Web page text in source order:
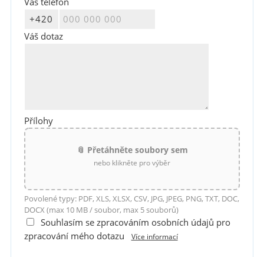
Váš dotaz
Přílohy
📎 Přetáhněte soubory sem
nebo klikněte pro výběr
Povolené typy: PDF, XLS, XLSX, CSV, JPG, JPEG, PNG, TXT, DOC,
DOCX (max 10 MB / soubor, max 5 souborů)
Souhlasím se zpracováním osobních údajů pro
zpracování mého dotazu
Více informací